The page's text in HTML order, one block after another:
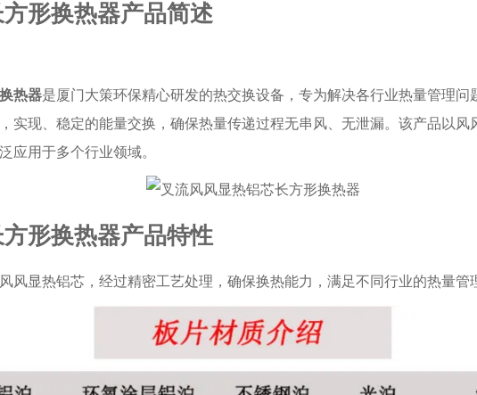
形换热器产品简述
热器是厦门大策环保精心研发的热交换设备，专为解决各行业热量管理问
实现、稳定的能量交换，确保热量传递过程无串风、无泄漏。该产品以风
应用于多个行业领域。
形换热器产品特性
风显热铝芯，经过精密工艺处理，确保换热能力，满足不同行业的热量管